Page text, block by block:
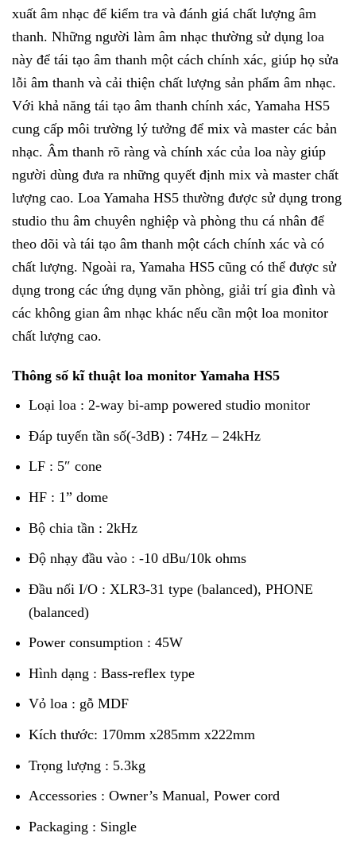
xuất âm nhạc để kiểm tra và đánh giá chất lượng âm
thanh. Những người làm âm nhạc thường sử dụng loa
này để tái tạo âm thanh một cách chính xác, giúp họ sửa
lỗi âm thanh và cải thiện chất lượng sản phẩm âm nhạc.
Với khả năng tái tạo âm thanh chính xác, Yamaha HS5
cung cấp môi trường lý tưởng để mix và master các bản
nhạc. Âm thanh rõ ràng và chính xác của loa này giúp
người dùng đưa ra những quyết định mix và master chất
lượng cao. Loa Yamaha HS5 thường được sử dụng trong
studio thu âm chuyên nghiệp và phòng thu cá nhân để
theo dõi và tái tạo âm thanh một cách chính xác và có
chất lượng. Ngoài ra, Yamaha HS5 cũng có thể được sử
dụng trong các ứng dụng văn phòng, giải trí gia đình và
các không gian âm nhạc khác nếu cần một loa monitor
chất lượng cao.
Thông số kĩ thuật loa monitor Yamaha HS5
Loại loa : 2-way bi-amp powered studio monitor
Đáp tuyến tần số(-3dB) : 74Hz – 24kHz
LF : 5″ cone
HF : 1” dome
Bộ chia tần : 2kHz
Độ nhạy đầu vào : -10 dBu/10k ohms
Đầu nối I/O : XLR3-31 type (balanced), PHONE
(balanced)
Power consumption : 45W
Hình dạng : Bass-reflex type
Vỏ loa : gỗ MDF
Kích thước: 170mm x285mm x222mm
Trọng lượng : 5.3kg
Accessories : Owner’s Manual, Power cord
Packaging : Single